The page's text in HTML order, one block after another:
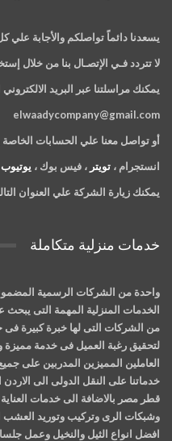
يسعدنا دائماً تواصلكم والأجابة علي
لا تتردد فـي الإتصـال بنا من خلال
يمكنك مراسلتنا عبر البريد الالكتروني
elwaadycompany@gmail.com
أو تواصل معنا علي الحسابات الخاصة
انستجرام ، تويتر ، فيس بوك ، يوتيوب
يمكنك زيارة الشركة علي العنوان
خدمات منزلية متكاملة
واحدة من الشركات الرسمية
الخدمات المنزلية المهمة التى يبحث
من الشركات التى لها خبرة كبيرة فى
لتحقيق رغبة العميل فى خدمة مميزة
العاملين المميزين المدربين على
خدماتنا على النقل الدولى الى
قطر مصر بالاضافة الى خدمات العناية
وشبكات الرى وتركيب وتوريد العشب
افضل انواع الثيل والنخيل وعمل